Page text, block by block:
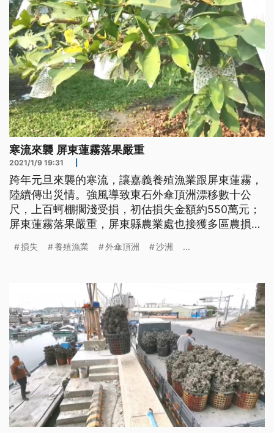
處跟漁會接到通報趕緊派人去勘查災
寒流來襲 屏東蓮霧落果嚴重
2021/1/9 19:31
跨年元旦來襲的寒流，讓嘉義養殖漁業跟屏東蓮霧，
陸續傳出災情。強風導致東石外傘頂洲漂移數十公
尺，上百蚵棚擱淺受損，初估損失金額約550萬元；
屏東蓮霧落果嚴重，屏東縣農業處也接獲多區農損通
失讓他們心情複雜。元旦期間的寒流讓嘉義沿海出現
位移數十公尺，連帶造成蚵棚擱淺在沙洲上面，農業
處跟漁會接到通報趕緊派人去勘查災
損失 養殖漁業 外傘頂洲 沙洲 ...